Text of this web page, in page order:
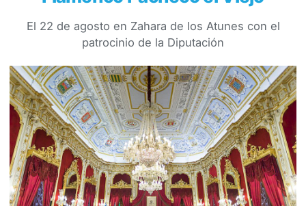
El 22 de agosto en Zahara de los Atunes con el
patrocinio de la Diputación